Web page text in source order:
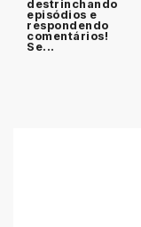
destrinchando
episódios e
respondendo
comentários!
Se...